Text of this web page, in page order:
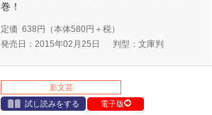
巻！
定価 638 円（本体580円＋税）
発売日：2015年02月25日
判型：文庫判
新文芸
試し読みをする
電子版